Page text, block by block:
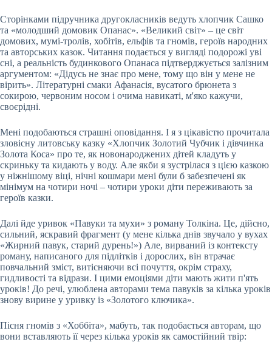
Сторінками підручника другокласників ведуть хлопчик Сашко
та «молодший домовик Опанас». «Великий світ» – це світ
домових, мумі-тролів, хобітів, ельфів та гномів, героїв народних
та авторських казок. Читання подається у вигляді подорожі уві
сні, а реальність будинкового Опанаса підтверджується залізним
аргументом: «Дідусь не знає про мене, тому що він у мене не
вірить». Літературні смаки Афанасія, вусатого брюнета з
сокирою, червоним носом і очима навикаті, м'яко кажучи,
своєрідні.
Мені подобаються страшні оповідання. І я з цікавістю прочитала
зловісну литовську казку «Хлопчик Золотий Чубчик і дівчинка
Золота Коса» про те, як новонароджених дітей кладуть у
скриньку та кидають у воду. Але якби я зустрілася з цією казкою
у ніжнішому віці, нічні кошмари мені були б забезпечені як
мінімум на чотири ночі – чотири уроки діти переживають за
героїв казки.
Далі йде уривок «Павуки та мухи» з роману Толкіна. Це, дійсно,
сильний, яскравий фрагмент (у мене кілька днів звучало у вухах
«Жирний павук, старий дурень!») Але, вирваний із контексту
роману, написаного для підлітків і дорослих, він втрачає
повчальний зміст, витісняючи всі почуття, окрім страху,
гидливості та відрази. І цими емоціями діти мають жити п'ять
уроків! До речі, улюблена авторами тема павуків за кілька уроків
знову вирине у уривку із «Золотого ключика».
Пісня гномів з «Хоббіта», мабуть, так подобається авторам, що
вони вставляють її через кілька уроків як самостійний твір: